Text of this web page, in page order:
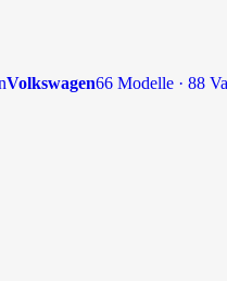
Volkswagen66 Modelle · 88